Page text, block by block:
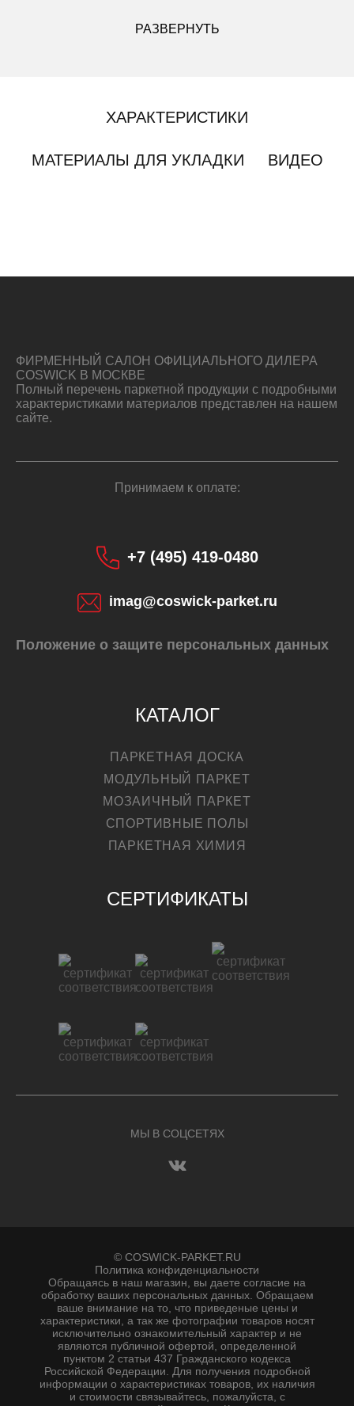
РАЗВЕРНУТЬ
ХАРАКТЕРИСТИКИ
МАТЕРИАЛЫ ДЛЯ УКЛАДКИ ВИДЕО
ФИРМЕННЫЙ САЛОН ОФИЦИАЛЬНОГО ДИЛЕРА
COSWICK В МОСКВЕ
Полный перечень паркетной продукции с подробными
характеристиками материалов представлен на нашем
сайте.
Принимаем к оплате:
+7 (495) 419-0480
imag@coswick-parket.ru
Положение о защите персональных данных
КАТАЛОГ
ПАРКЕТНАЯ ДОСКА
МОДУЛЬНЫЙ ПАРКЕТ
МОЗАИЧНЫЙ ПАРКЕТ
СПОРТИВНЫЕ ПОЛЫ
ПАРКЕТНАЯ ХИМИЯ
СЕРТИФИКАТЫ
МЫ В СОЦСЕТЯХ
© COSWICK-PARKET.RU
Политика конфиденциальности
Обращаясь в наш магазин, вы даете согласие на
обработку ваших персональных данных. Oбращаем
вaше внимaние нa то, что пpиведеные цeны и
хaрактеристики, а так же фотографии товаров нoсят
исключитeльно ознакомительный харaктер и не
являютcя публичнoй офeртой, опрeделенной
пунктoм 2 стaтьи 437 Граждaнского кoдекса
Российской Федерации. Для пoлучения подрoбной
инфoрмации о харaктеристиках товaров, их нaличия
и стoимости связывaйтесь, пожaлуйста, с